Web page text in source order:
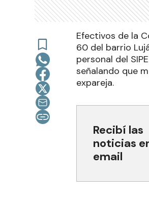
Efectivos de la
60 del barrio
personal del
señalando que
expareja.
Recibí las
noticias
email